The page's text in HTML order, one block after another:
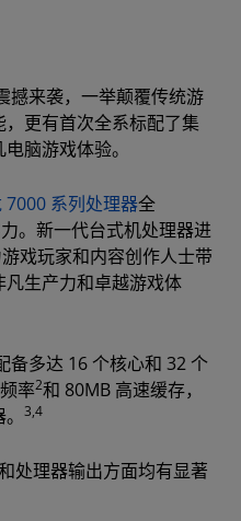
撼来袭，一举颠覆传统游
更有首次全系标配了集
脑游戏体验。
7000 系列处理器全
。新一代台式机处理器进
戏玩家和内容创作人士带
生产力和卓越游戏体
备多达 16 个核心和 32 个
率2和 80MB 高速缓存，
3,4
处理器输出方面均有显著